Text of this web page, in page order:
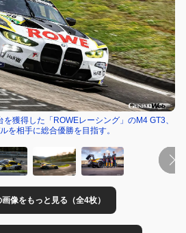
獲得した「ROWEレーシング」のM4 GT3、
を相手に総合優勝を目指す。
像をもっと見る（全4枚）